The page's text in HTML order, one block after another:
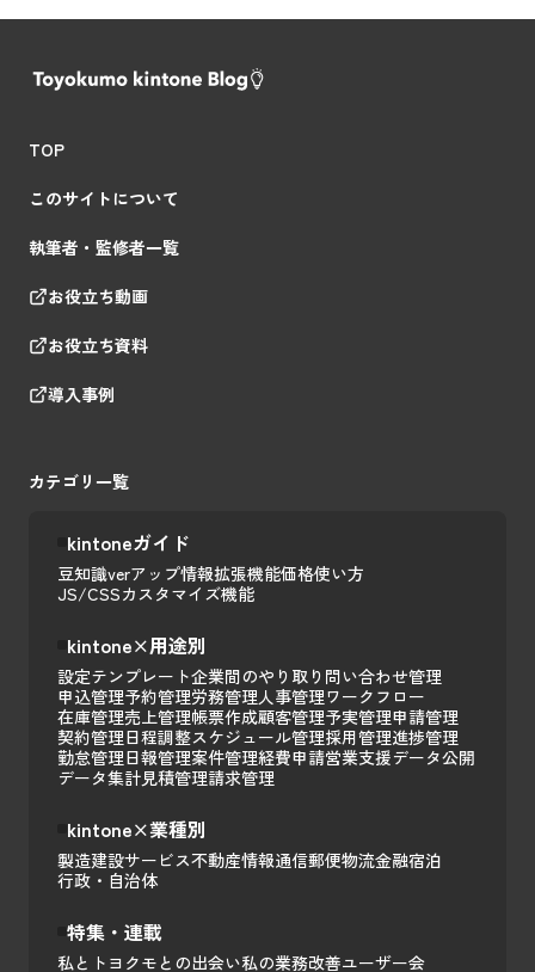
TOP
このサイトについて
執筆者・監修者一覧
お役立ち動画
お役立ち資料
導入事例
カテゴリ一覧
kintoneガイド
豆知識verアップ情報拡張機能価格使い方
JS/CSSカスタマイズ機能
kintone×用途別
設定テンプレート企業間のやり取り 問い合わせ管理
申込管理予約管理労務管理人事管理ワークフロー
在庫管理売上管理帳票作成顧客管理予実管理申請管理
契約管理日程調整スケジュール管理採用管理進捗管理
勤怠管理日報管理案件管理経費申請営業支援データ公開
データ集計見積管理請求管理
kintone×業種別
製造建設サービス不動産情報通信郵便物流金融宿泊
行政・自治体
特集・連載
私とトヨクモとの出会い私の業務改善ユーザー会